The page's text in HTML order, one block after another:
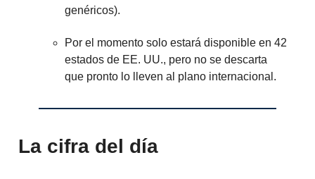
genéricos).
Por el momento solo estará disponible en 42
estados de EE. UU., pero no se descarta
que pronto lo lleven al plano internacional.
La cifra del día